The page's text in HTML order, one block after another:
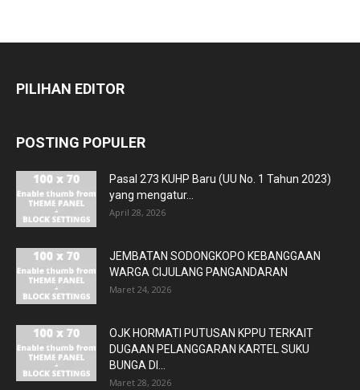
PILIHAN EDITOR
POSTING POPULER
Pasal 273 KUHP Baru (UU No. 1 Tahun 2023)
yang mengatur...
April 28, 2026
JEMBATAN SODONGKOPO KEBANGGAAN
WARGA CIJULANG PANGANDARAN
Maret 24, 2026
OJK HORMATI PUTUSAN KPPU TERKAIT
DUGAAN PELANGGARAN KARTEL SUKU
BUNGA DI...
Maret 28, 2026